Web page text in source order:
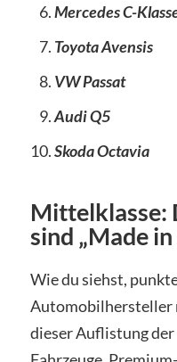
Mercedes C-
Toyota Avensis
VW Passat
Audi Q5
Skoda Octavia
Mittelklasse:
sind „Made
Wie du siehst,
Automobilhersteller
dieser Auflistung